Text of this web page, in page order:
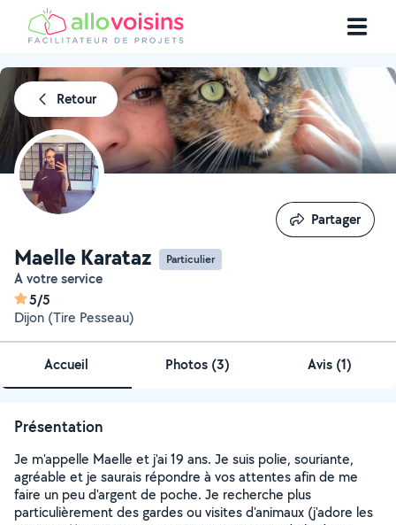
Retour
Maelle Karataz Particulier
A votre service
5/5
Dijon (Tire Pesseau)
Partager
Partager
Accueil Photos (3) Avis (1)
Présentation
Je m'appelle Maelle et j'ai 19 ans. Je suis polie, souriante,
agréable et je saurais répondre à vos attentes afin de me
faire un peu d'argent de poche. Je recherche plus
particulièrement des gardes ou visites d'animaux (j'adore les